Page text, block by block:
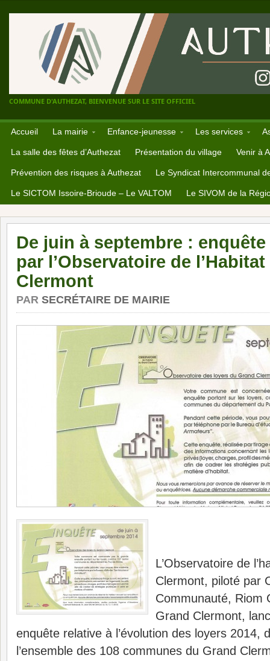
COMMUNE D'AUTHEZAT, BIENVENUE SUR LE SITE OFFICIEL
Accueil La mairie Enfance-jeunesse Les services
La salle des fêtes d’Authezat Présentation du village Venir à
Prévention des risques à Authezat Le Syndicat Intercommunal
Le SICTOM Issoire-Brioude – Le VALTOM Le SIVOM de la
De juin à septembre :
par l’Observatoire de
Clermont
PAR SECRÉTAIRE DE MAIRIE
L’Observatoire de
Clermont, piloté par
Communauté, Riom
Grand Clermont,
enquête relative à l’évolution des loyers 2014,
l’ensemble des 108 communes du Grand